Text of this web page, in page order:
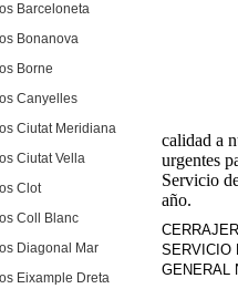
Barceloneta
Bonanova
Borne
Canyelles
Ciutat Meridiana
Ciutat Vella
Clot
Coll Blanc
Diagonal Mar
Eixample Dreta
calidad a
urgentes
Servicio
año.
SERVICIO
GENERAL